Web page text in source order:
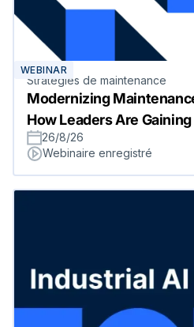
WEBINAR
Stratégies de maintenance
Modernizing
How Leaders Are
26/8/26
Webinaire enregistré